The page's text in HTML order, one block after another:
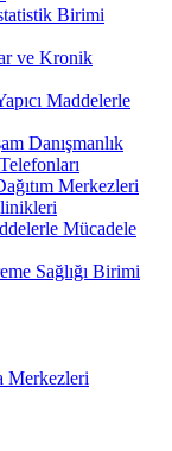
Birimi
ve Kronik
Maddelerle
Danışmanlık
Merkezleri
Mücadele
Sağlığı Birimi
Merkezleri